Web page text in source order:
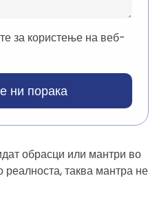
за користење на веб-
ни порака
обрасци или мантри во
реалноста, таква мантра не